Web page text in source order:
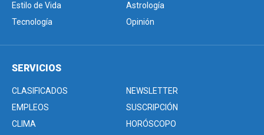
Estilo de Vida
Astrología
Tecnología
Opinión
SERVICIOS
CLASIFICADOS
NEWSLETTER
EMPLEOS
SUSCRIPCIÓN
CLIMA
HORÓSCOPO